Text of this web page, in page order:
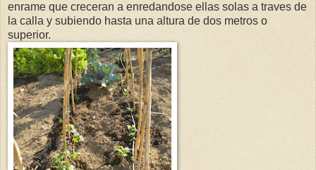
enrame que creceran a enredandose ellas solas a traves de
la calla y subiendo hasta una altura de dos metros o
superior.